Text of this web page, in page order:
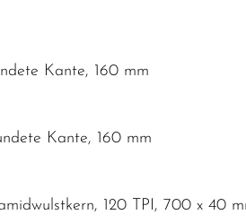
Kante, 160 mm
Kante, 160 mm
120 TPI, 700 x 40